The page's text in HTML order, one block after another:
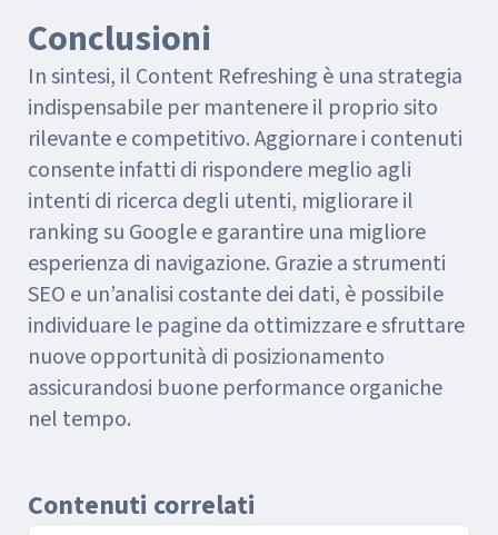
Conclusioni
In sintesi, il Content Refreshing è una strategia
indispensabile per mantenere il proprio sito
rilevante e competitivo. Aggiornare i contenuti
consente infatti di rispondere meglio agli
intenti di ricerca degli utenti, migliorare il
ranking su Google e garantire una migliore
esperienza di navigazione. Grazie a strumenti
SEO e un’analisi costante dei dati, è possibile
individuare le pagine da ottimizzare e sfruttare
nuove opportunità di posizionamento
assicurandosi buone performance organiche
nel tempo.
Contenuti correlati